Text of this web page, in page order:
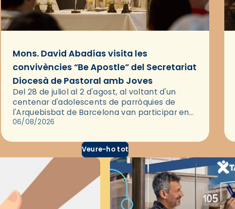
Mons. David Abadías visita les
convivències “Be Apostle” del Secretariat
Diocesà de Pastoral amb Joves
Del 28 de juliol al 2 d'agost, al voltant d'un
centenar d'adolescents de parròquies de
l'Arquebisbat de Barcelona van participar en
les convivències Be Apostle, organitzades pel
06/08/2026
Veure-ho tot